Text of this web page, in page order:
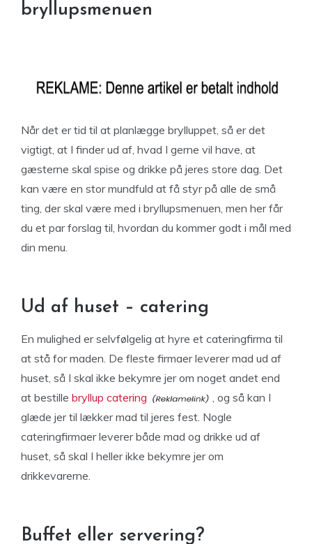
bryllupsmenuen
Når det er tid til at planlægge brylluppet, så er det
vigtigt, at I finder ud af, hvad I gerne vil have, at
gæsterne skal spise og drikke på jeres store dag. Det
kan være en stor mundfuld at få styr på alle de små
ting, der skal være med i bryllupsmenuen, men her får
du et par forslag til, hvordan du kommer godt i mål med
din menu.
Ud af huset – catering
En mulighed er selvfølgelig at hyre et cateringfirma til
at stå for maden. De fleste firmaer leverer mad ud af
huset, så I skal ikke bekymre jer om noget andet end
at bestille bryllup catering
, og så kan I
glæde jer til lækker mad til jeres fest. Nogle
cateringfirmaer leverer både mad og drikke ud af
huset, så skal I heller ikke bekymre jer om
drikkevarerne.
Buffet eller servering?